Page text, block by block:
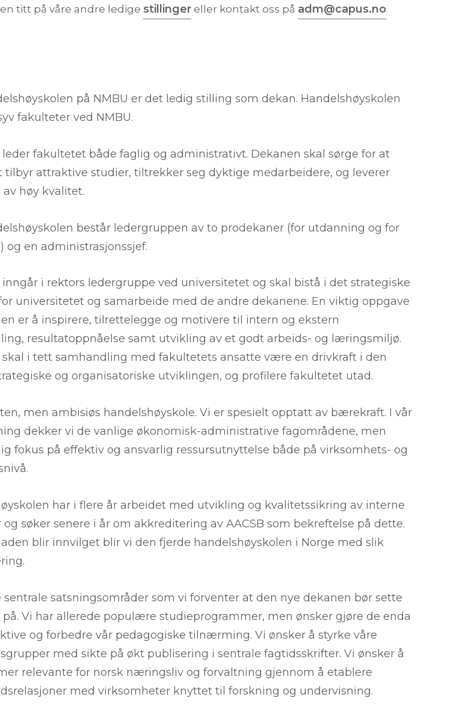
titt på våre andre ledige stillingereller kontakt oss på adm@capus.no.
på NMBU er det ledig stilling som dekan. Handelshøyskolen
fakulteter ved NMBU.
fakultetet både faglig og administrativt. Dekanen skal sørge for at
tilbyr attraktive studier, tiltrekker seg dyktige medarbeidere, og leverer
høy kvalitet.
består ledergruppen av to prodekaner (for utdanning og for
og en administrasjonssjef.
i rektors ledergruppe ved universitetet og skal bistå i det strategiske
universitetet og samarbeide med de andre dekanene. En viktig oppgave
er å inspirere, tilrettelegge og motivere til intern og ekstern
resultatoppnåelse samt utvikling av et godt arbeids- og læringsmiljø.
skal i tett samhandling med fakultetets ansatte være en drivkraft i den
og organisatoriske utviklingen, og profilere fakultetet utad.
men ambisiøs handelshøyskole. Vi er spesielt opptatt av bærekraft. I vår
dekker vi de vanlige økonomisk-administrative fagområdene, men
fokus på effektiv og ansvarlig ressursutnyttelse både på virksomhets- og
har i flere år arbeidet med utvikling og kvalitetssikring av interne
og søker senere i år om akkreditering av AACSB som bekreftelse på dette.
blir innvilget blir vi den fjerde handelshøyskolen i Norge med slik
sentrale satsningsområder som vi forventer at den nye dekanen bør sette
på. Vi har allerede populære studieprogrammer, men ønsker gjøre de enda
og forbedre vår pedagogiske tilnærming. Vi ønsker å styrke våre
med sikte på økt publisering i sentrale fagtidsskrifter. Vi ønsker å
relevante for norsk næringsliv og forvaltning gjennom å etablere
med virksomheter knyttet til forskning og undervisning.